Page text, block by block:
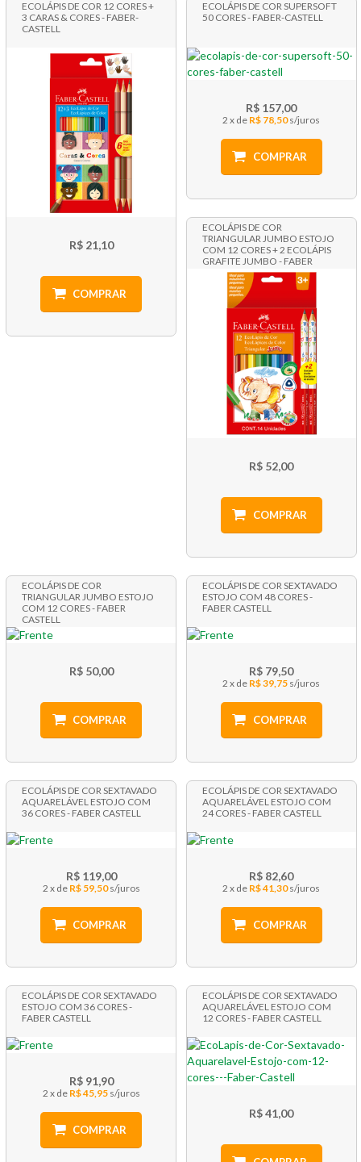
ECOLÁPIS DE COR 12 CORES +
3 CARAS & CORES - FABER-
CASTELL
R$ 21,10
COMPRAR
ECOLÁPIS DE COR SUPERSOFT
50 CORES - FABER-CASTELL
R$ 157,00
2 x R$ 78,50
COMPRAR
ECOLÁPIS DE COR
TRIANGULAR JUMBO ESTOJO
COM 12 CORES + 2 ECOLÁPIS
GRAFITE JUMBO - FABER
CASTELL
R$ 52,00
COMPRAR
ECOLÁPIS DE COR
TRIANGULAR JUMBO ESTOJO
COM 12 CORES - FABER
CASTELL
R$ 50,00
COMPRAR
ECOLÁPIS DE COR SEXTAVADO
ESTOJO COM 48 CORES -
FABER CASTELL
R$ 79,50
2 x R$ 39,75
COMPRAR
ECOLÁPIS DE COR SEXTAVADO
AQUARELÁVEL ESTOJO COM
36 CORES - FABER CASTELL
R$ 119,00
2 x R$ 59,50
COMPRAR
ECOLÁPIS DE COR SEXTAVADO
AQUARELÁVEL ESTOJO COM
24 CORES - FABER CASTELL
R$ 82,60
2 x R$ 41,30
COMPRAR
ECOLÁPIS DE COR SEXTAVADO
ESTOJO COM 36 CORES -
FABER CASTELL
R$ 91,90
2 x R$ 45,95
COMPRAR
ECOLÁPIS DE COR SEXTAVADO
AQUARELÁVEL ESTOJO COM
12 CORES - FABER CASTELL
R$ 41,00